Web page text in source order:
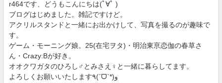
r464です、どうもこんにちは(ﾟ∀ﾟ )
ブログはじめました。雑記ですけど。
アクリルスタンドと一緒にお出かけして、写真を撮るのが趣味で
す。
ゲーム・モーニング娘。25(在宅ヲタ)・明治東亰恋伽の春草さ
ん・Crazy:Bが好き。
オオクワガタのひろし♂とみさえ♀と一緒に暮らしてます。
よろしくお願いいたします٩(ˊᗜˋ*)و